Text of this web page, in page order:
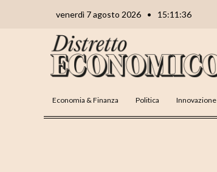
venerdì 7 agosto 2026 • 15:11:37
Economia & Finanza Politica Innovazione